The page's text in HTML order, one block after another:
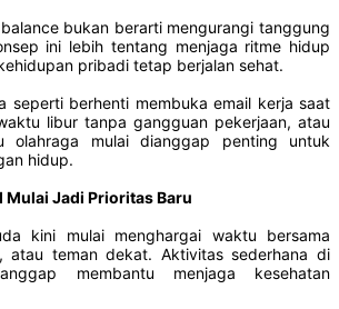
bukan berarti mengurangi tanggung
ini lebih tentang menjaga ritme hidup
pribadi tetap berjalan sehat.
seperti berhenti membuka email kerja saat
libur tanpa gangguan pekerjaan, atau
olahraga mulai dianggap penting untuk
hidup.
Mulai Jadi Prioritas Baru
kini mulai menghargai waktu bersama
atau teman dekat. Aktivitas sederhana di
membantu menjaga kesehatan